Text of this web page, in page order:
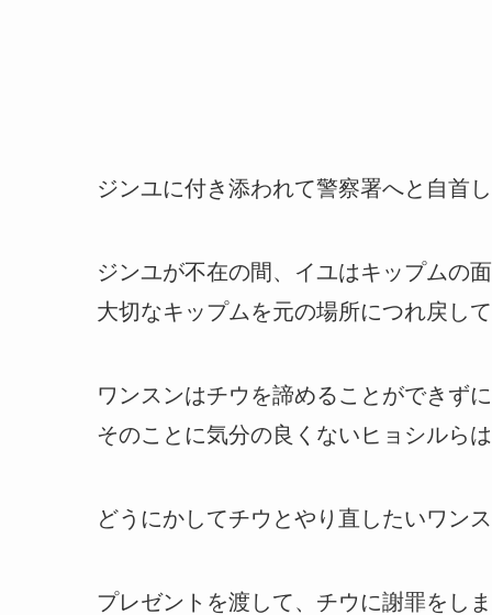
ジンユに付き添われて警察署へと自首
ジンユが不在の間、イユはキップムの
大切なキップムを元の場所につれ戻し
ワンスンはチウを諦めることができず
そのことに気分の良くないヒョシルら
どうにかしてチウとやり直したいワン
プレゼントを渡して、チウに謝罪をし